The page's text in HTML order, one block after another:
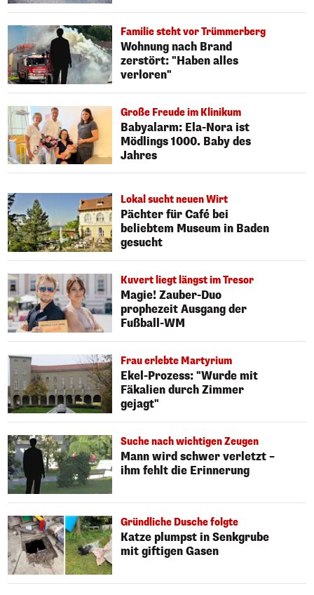
Familie steht vor Trümmerberg
Wohnung nach Brand
zerstört: "Haben alles
verloren"
Große Freude im Klinikum
Babyalarm: Ela-Nora ist
Mödlings 1000. Baby des
Jahres
Lokal sucht neuen Wirt
Pächter für Café bei
beliebtem Museum in Baden
gesucht
Kuvert liegt längst im Tresor
Magie! Zauber-Duo
prophezeit Ausgang der
Fußball-WM
Frau erlebte Martyrium
Ekel-Prozess: "Wurde mit
Fäkalien durch Zimmer
gejagt"
Suche nach wichtigen Zeugen
Mann wird schwer verletzt –
ihm fehlt die Erinnerung
Gründliche Dusche folgte
Katze plumpst in Senkgrube
mit giftigen Gasen